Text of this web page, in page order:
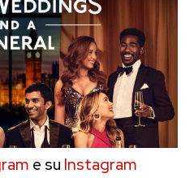
e su Instagram